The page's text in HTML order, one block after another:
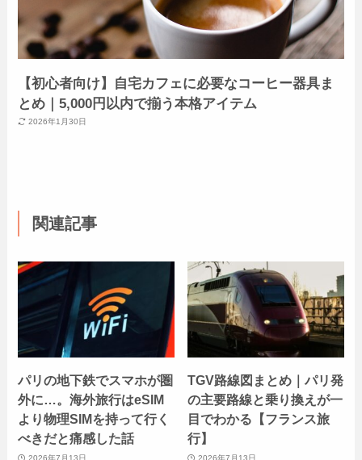
【初心者向け】自宅カフェに必要なコーヒー器具ま
とめ｜5,000円以内で揃う本格アイテム
2026年1月30日
関連記事
パリの地下鉄でスマホが圏
外に…。海外旅行はeSIM
より物理SIMを持って行く
べきだと痛感した話
2026年7月13日
TGV路線図まとめ｜パリ発
の主要路線と乗り換えが一
目でわかる【フランス旅
行】
2026年7月13日